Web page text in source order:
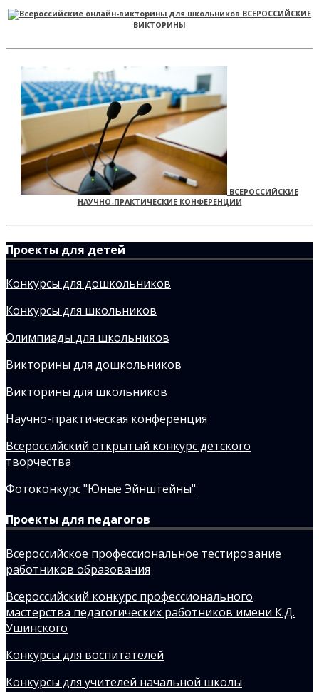
ВСЕРОССИЙСКИЕ
ВИКТОРИНЫ
ВСЕРОССИЙСКИЕ
НАУЧНО-ПРАКТИЧЕСКИЕ КОНФЕРЕНЦИИ
Проекты для детей
Конкурсы для дошкольников
Конкурсы для школьников
Олимпиады для школьников
Викторины для дошкольников
Викторины для школьников
Научно-практическая конференция
Всероссийский открытый конкурс детского
творчества
Фотоконкурс "Юные Эйнштейны"
Проекты для педагогов
Всероссийское профессиональное тестирование
работников образования
Всероссийский конкурс профессионального
мастерства педагогических работников имени К.Д.
Ушинского
Конкурсы для воспитателей
Конкурсы для учителей начальной школы